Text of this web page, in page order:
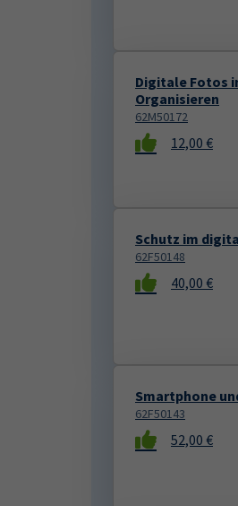
Digitale Fotos
Organisieren
62M50172
12,00 €
Schutz im
62F50148
40,00 €
Smartphone
62F50143
52,00 €